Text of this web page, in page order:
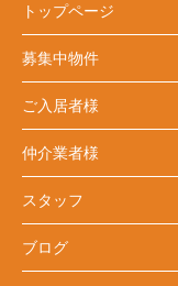
トップページ
募集中物件
ご入居者様
仲介業者様
スタッフ
ブログ